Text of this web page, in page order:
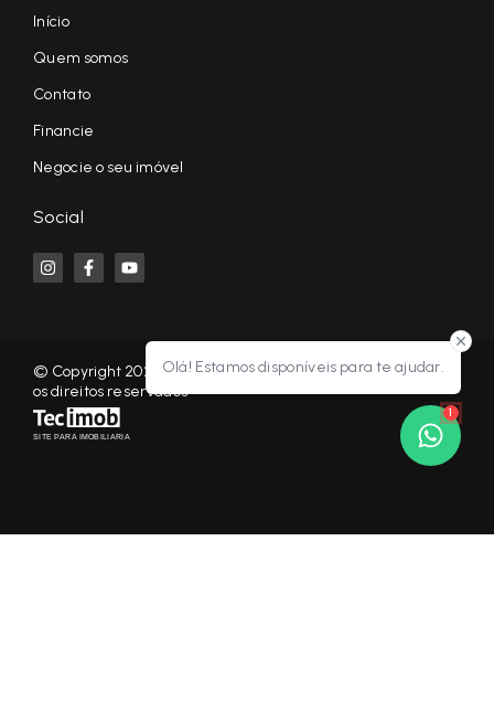
Olá! Estamos disponíveis para te ajudar.
1
Início
Quem somos
Contato
Financie
Negocie o seu imóvel
Social
© Copyright 2026 - KF NEGÓCIOS IMOBILIÁRIOS RP - Todos
os direitos reservados
SITE PARA IMOBILIARIA